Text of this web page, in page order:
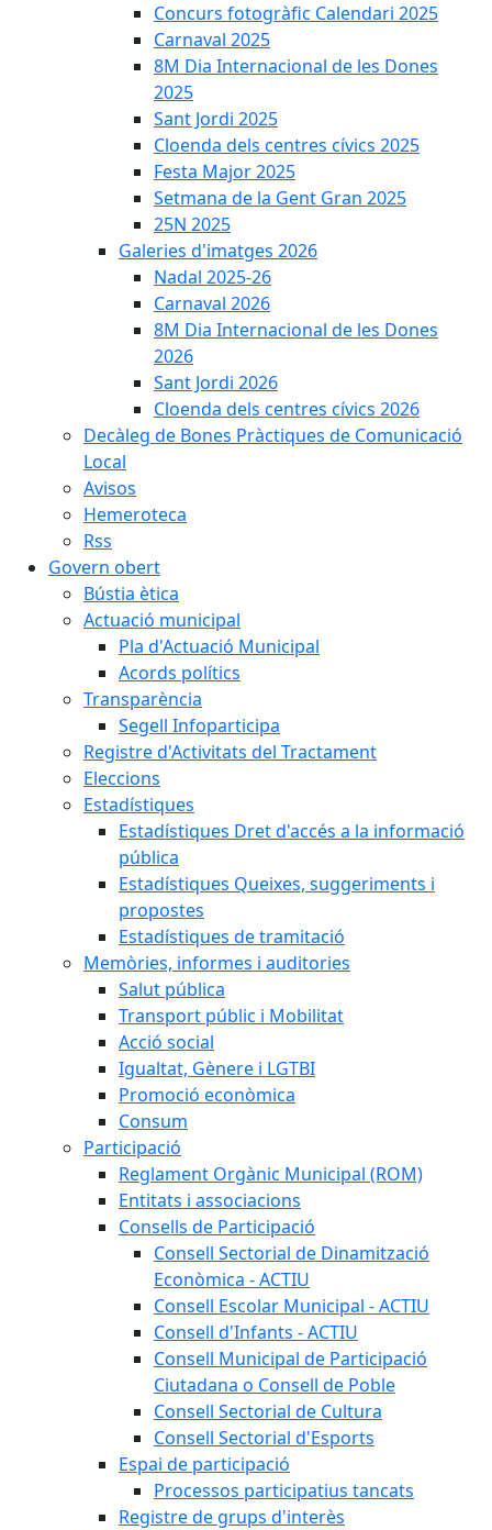
Concurs fotogràfic Calendari 2025
Carnaval 2025
8M Dia Internacional de les Dones
2025
Sant Jordi 2025
Cloenda dels centres cívics 2025
Festa Major 2025
Setmana de la Gent Gran 2025
25N 2025
Galeries d'imatges 2026
Nadal 2025-26
Carnaval 2026
8M Dia Internacional de les Dones
2026
Sant Jordi 2026
Cloenda dels centres cívics 2026
Decàleg de Bones Pràctiques de Comunicació
Local
Avisos
Hemeroteca
Rss
Govern obert
Bústia ètica
Actuació municipal
Pla d'Actuació Municipal
Acords polítics
Transparència
Segell Infoparticipa
Registre d'Activitats del Tractament
Eleccions
Estadístiques
Estadístiques Dret d'accés a la informació
pública
Estadístiques Queixes, suggeriments i
propostes
Estadístiques de tramitació
Memòries, informes i auditories
Salut pública
Transport públic i Mobilitat
Acció social
Igualtat, Gènere i LGTBI
Promoció econòmica
Consum
Participació
Reglament Orgànic Municipal (ROM)
Entitats i associacions
Consells de Participació
Consell Sectorial de Dinamització
Econòmica - ACTIU
Consell Escolar Municipal - ACTIU
Consell d'Infants - ACTIU
Consell Municipal de Participació
Ciutadana o Consell de Poble
Consell Sectorial de Cultura
Consell Sectorial d'Esports
Espai de participació
Processos participatius tancats
Registre de grups d'interès